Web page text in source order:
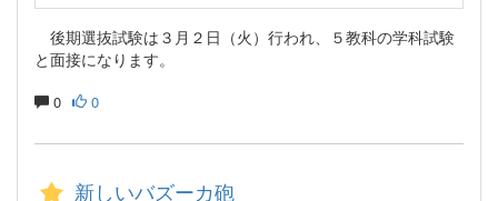
後期選抜試験は３月２日（火）行われ、５教科の学科試験
と面接になります。
0 0
新しいバズーカ砲